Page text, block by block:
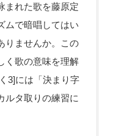
まれた歌を藤原定
ムで暗唱してはい
りませんか。この
く歌の意味を理解
3]には「決まり字
ルタ取りの練習に